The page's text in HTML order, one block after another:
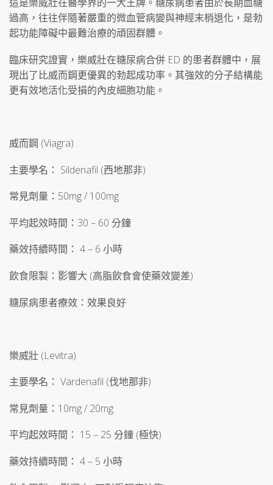
過高，往往伴隨著嚴重的微血管病變與神經末梢退化，是勃
起功能障礙中最難治療的頑固群體。
臨床研究證實，樂威壯在糖尿病合併 ED 的患者群體中，展
現出了比威而鋼更優異的勃起成功率。其強效的分子結構能
更有效地活化受損的內皮細胞功能。
威而鋼 (Viagra)
主要學名： Sildenafil (西地那非)
常見劑量：50mg / 100mg
平均起效時間：30 – 60 分鐘
藥效持續時間： 4 – 6 小時
飲食限製：影響大 (高脂飲食會使藥效變差)
糖尿病患者療效：效果良好
樂威壯 (Levitra)
主要學名： Vardenafil (伐地那非)
常見劑量：10mg / 20mg
平均起效時間： 15 – 25 分鐘 (極快)
藥效持續時間： 4 – 5 小時